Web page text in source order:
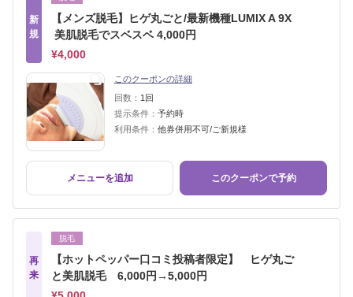
新
規
【メンズ脱毛】ヒゲ丸ごと/最新機種LUMIX A 9X
美肌脱毛でスベスベ 4,000円
¥4,000
このクーポンの詳細
回数： 1回
提示条件： 予約時
利用条件： 他券併用不可/ご新規様
メニューを追加 このクーポンで予約
再
来
脱毛
【ホットペッパー口コミ投稿者限定】 ヒゲ丸ご
と美肌脱毛 6,000円→5,000円